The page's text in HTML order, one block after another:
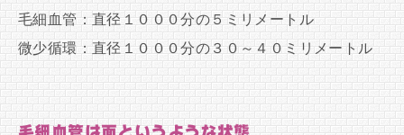
毛細血管：直径１０００分の５ミリメートル
微少循環：直径１０００分の３０～４０ミリメートル
毛細血管は面というような状態